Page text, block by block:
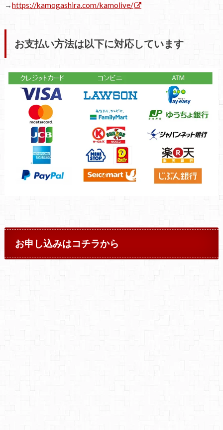
→https://kamogashira.com/kamolive/
お支払い方法は以下に対応しています
お申し込みはコチラから